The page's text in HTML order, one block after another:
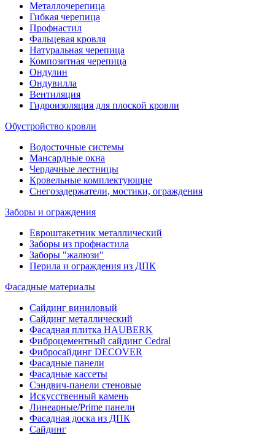
Металлочерепица
Гибкая черепица
Профнастил
Фальцевая кровля
Натуральная черепица
Композитная черепица
Ондулин
Ондувилла
Вентиляция
Гидроизоляция для плоской кровли
Обустройство кровли
Водосточные системы
Мансардные окна
Чердачные лестницы
Кровельные комплектующие
Снегозадержатели, мостики, ограждения
Заборы и ограждения
Евроштакетник металлический
Заборы из профнастила
Заборы "жалюзи"
Перила и ограждения из ДПК
Фасадные материалы
Сайдинг виниловый
Сайдинг металлический
Фасадная плитка HAUBERK
Фиброцементный сайдинг Cedral
Фибросайдинг DECOVER
Фасадные панели
Фасадные кассеты
Сэндвич-панели стеновые
Искусственный камень
Линеарные/Prime панели
Фасадная доска из ДПК
Сайдинг